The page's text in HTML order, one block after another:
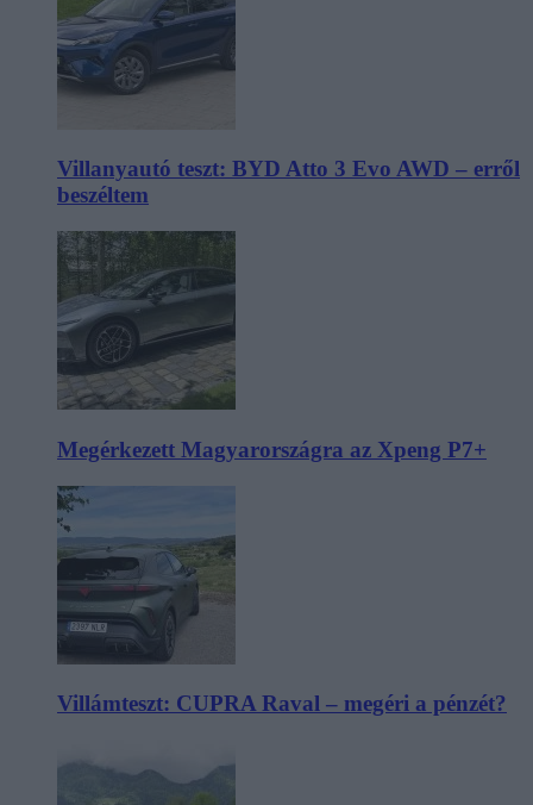
Villanyautó teszt: BYD Atto 3 Evo AWD – erről
beszéltem
Megérkezett Magyarországra az Xpeng P7+
Villámteszt: CUPRA Raval – megéri a pénzét?